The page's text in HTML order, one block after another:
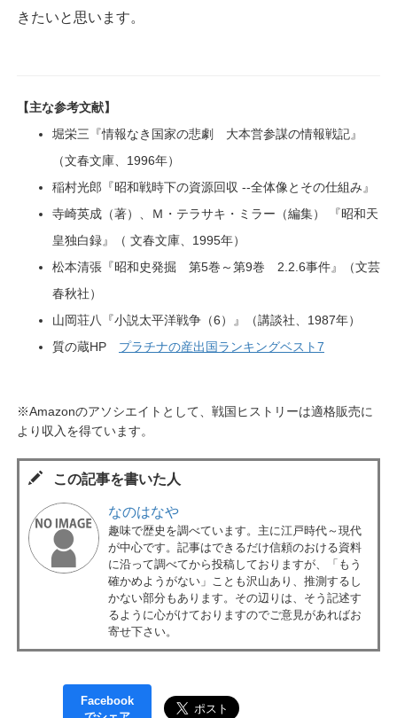
きたいと思います。
【主な参考文献】
堀栄三『情報なき国家の悲劇 大本営参謀の情報戦記』
（文春文庫、1996年）
稲村光郎『昭和戦時下の資源回収 --全体像とその仕組み』
寺崎英成（著）、Ｍ・テラサキ・ミラー（編集） 『昭和天
皇独白録』（ 文春文庫、1995年）
松本清張『昭和史発掘 第5巻～第9巻 2.2.6事件』（文芸
春秋社）
山岡荘八『小説太平洋戦争（6）』（講談社、1987年）
質の蔵HP プラチナの産出国ランキングベスト7
※Amazonのアソシエイトとして、戦国ヒストリーは適格販売に
より収入を得ています。
この記事を書いた人
なのはなや
趣味で歴史を調べています。主に江戸時代～現代
が中心です。記事はできるだけ信頼のおける資料
に沿って調べてから投稿しておりますが、「もう
確かめようがない」ことも沢山あり、推測するし
かない部分もあります。その辺りは、そう記述す
るように心がけておりますのでご意見があればお
寄せ下さい。
Facebook